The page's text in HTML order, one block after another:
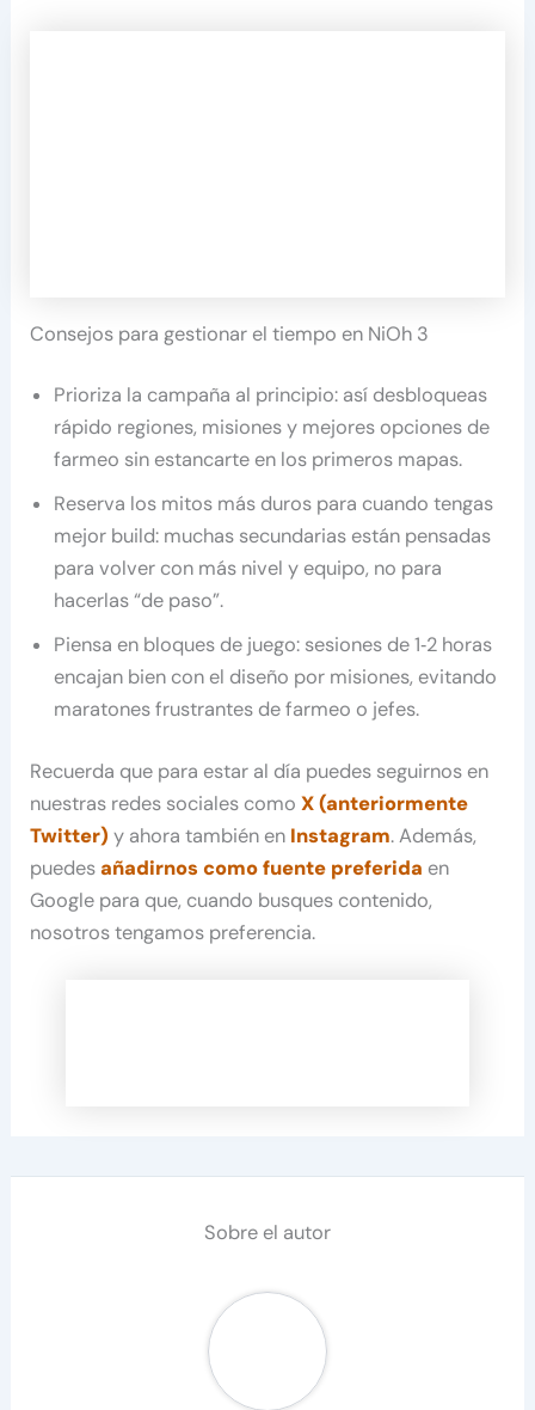
Consejos para gestionar el tiempo en NiOh 3
Prioriza la campaña al principio: así desbloqueas
rápido regiones, misiones y mejores opciones de
farmeo sin estancarte en los primeros mapas.
Reserva los mitos más duros para cuando tengas
mejor build: muchas secundarias están pensadas
para volver con más nivel y equipo, no para
hacerlas “de paso”.
Piensa en bloques de juego: sesiones de 1‑2 horas
encajan bien con el diseño por misiones, evitando
maratones frustrantes de farmeo o jefes.
Recuerda que para estar al día puedes seguirnos en
nuestras redes sociales comoX (anteriormente
Twitter) y ahora también en Instagram. Además,
puedesañadirnos como fuente preferida en
Google para que, cuando busques contenido,
nosotros tengamos preferencia.
Sobre el autor